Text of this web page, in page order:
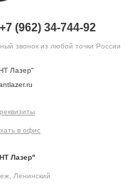
звонок из любой точки России
+7 (962) 34-744-92
Лазер"
Лазер"
Ленинский
в офис